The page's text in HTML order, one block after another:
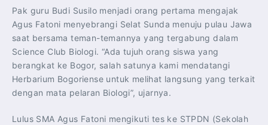
Pak guru Budi Susilo menjadi orang pertama mengajak
Agus Fatoni menyebrangi Selat Sunda menuju pulau Jawa
saat bersama teman-temannya yang tergabung dalam
Science Club Biologi. “Ada tujuh orang siswa yang
berangkat ke Bogor, salah satunya kami mendatangi
Herbarium Bogoriense untuk melihat langsung yang terkait
dengan mata pelaran Biologi”, ujarnya.
Lulus SMA Agus Fatoni mengikuti tes ke STPDN (Sekolah